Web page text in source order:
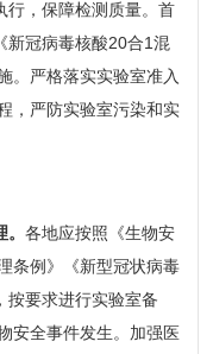
行，保障检测质量。首
新冠病毒核酸20合1混
。严格落实实验室准入
，严防实验室污染和实
各地应按照《生物安
条例》《新型冠状病毒
按要求进行实验室备
安全事件发生。加强医